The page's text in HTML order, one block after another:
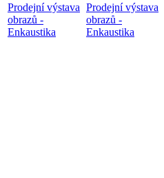
Prodejní výstava
obrazů -
Enkaustika
Prodejní výstava
obrazů -
Enkaustika